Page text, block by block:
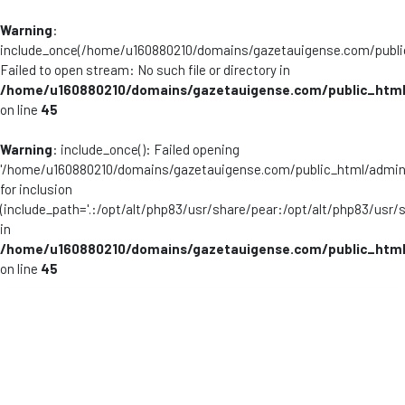
Warning:
include_once(/home/u160880210/domains/gazetauigense.com/
Failed to open stream: No such file or directory in
/home/u160880210/domains/gazetauigense.com/
on line 45
Warning: include_once(): Failed opening
'/home/u160880210/domains/gazetauigense.com/public_html/
for inclusion
(include_path='.:/opt/alt/php83/usr/share/pear:/opt/alt/php83/
in
/home/u160880210/domains/gazetauigense.com/
on line 45